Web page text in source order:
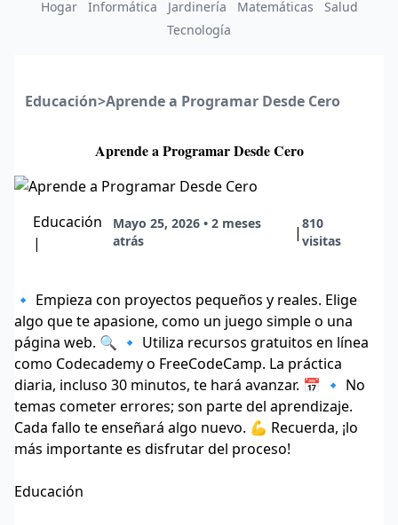
Hogar
Informática Jardinería Matemáticas
Salud
Tecnología
Educación>Aprende a Programar Desde Cero
Aprende a Programar Desde Cero
Educación
|
Mayo 25, 2026 • 2 meses
atrás
| 810
visitas
🔹 Empieza con proyectos pequeños y reales. Elige
algo que te apasione, como un juego simple o una
página web. 🔍 🔹 Utiliza recursos gratuitos en línea
como Codecademy o FreeCodeCamp. La práctica
diaria, incluso 30 minutos, te hará avanzar. 📅 🔹 No
temas cometer errores; son parte del aprendizaje.
Cada fallo te enseñará algo nuevo. 💪 Recuerda, ¡lo
más importante es disfrutar del proceso!
Educación